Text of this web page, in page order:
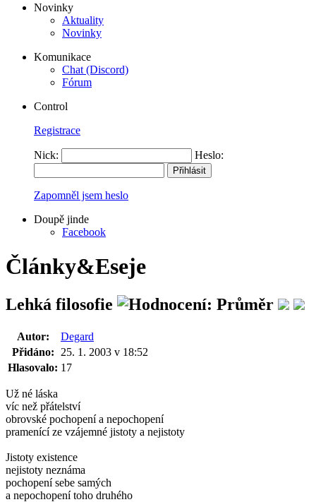
Novinky
Aktuality
Novinky
Komunikace
Chat (Discord)
Fórum
Control
Registrace
Nick: Heslo:
Zapomněl jsem heslo
Doupě jinde
Facebook
Články&Eseje
Lehká filosofie
Autor:
Degard
Přidáno:
25. 1. 2003 v 18:52
Hlasovalo: 17
Už né láska
víc než přátelství
obrovské pochopení a nepochopení
pramenící ze vzájemné jistoty a nejistoty
Jistoty existence
nejistoty neznáma
pochopení sebe samých
a nepochopení toho druhého